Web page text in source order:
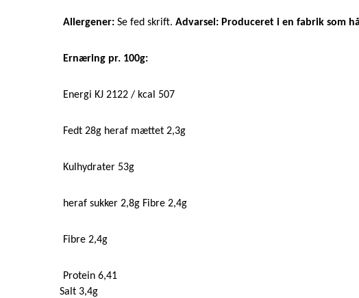
Allergener: Se fed skrift. Advarsel: Produceret i en fabrik som
Ernæring pr. 100g:
Energi KJ 2122 / kcal 507
Fedt 28g heraf mættet 2,3g
Kulhydrater 53g
heraf sukker 2,8g Fibre 2,4g
Fibre 2,4g
Protein 6,41
Salt 3,4g